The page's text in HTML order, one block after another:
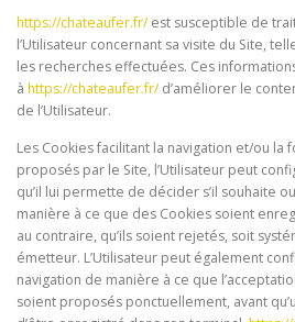
https://chateaufer.fr/est susceptible de
l’Utilisateur concernant sa visite du Site,
les recherches effectuées. Ces
à https://chateaufer.fr/d’améliorer le
de l’Utilisateur.
Les Cookies facilitant la navigation et/ou la
proposés par le Site, l’Utilisateur peut
qu’il lui permette de décider s’il souhaite
manière à ce que des Cookies soient
au contraire, qu’ils soient rejetés, soit
émetteur. L’Utilisateur peut également
navigation de manière à ce que
soient proposés ponctuellement, avant